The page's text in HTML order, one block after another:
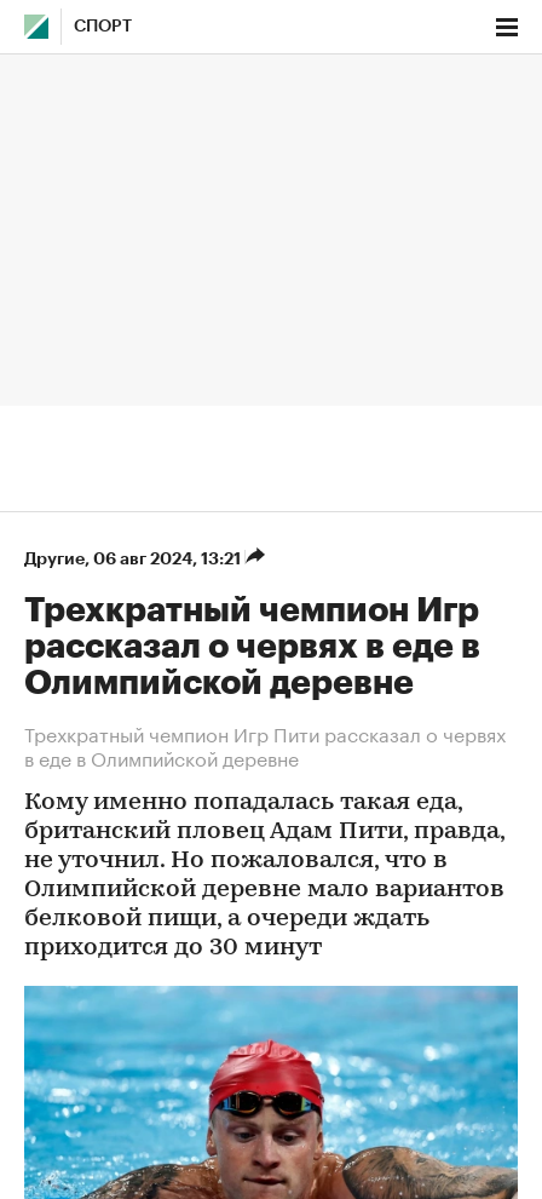
СПОРТ
Другие⁠, 06 авг 2024, 13:21
Трехкратный чемпион Игр
рассказал о червях в еде в
Олимпийской деревне
Трехкратный чемпион Игр Пити рассказал о червях
в еде в Олимпийской деревне
Кому именно попадалась такая еда,
британский пловец Адам Пити, правда,
не уточнил. Но пожаловался, что в
Олимпийской деревне мало вариантов
белковой пищи, а очереди ждать
приходится до 30 минут